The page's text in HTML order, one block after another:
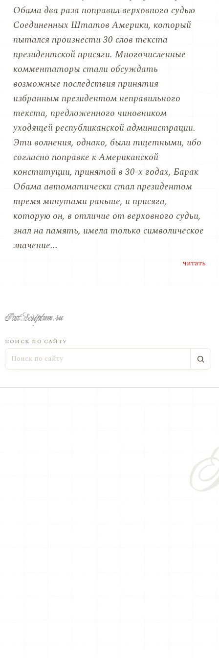
Обама два раза поправил верховного судью
Соединенных Штатов Америки, который
пытался произнести 30 слов текста
президентской присяги. Многочисленные
комментаторы стали обсуждать
возможные последствия принятия
избранным президентом неправильного
текста, предложенного чиновником
уходящей республиканской администрации.
Эти волнения, однако, были тщетными, ибо
согласно поправке к Американской
конституции, принятой в 30-х годах, Барак
Обама автоматически стал президентом
тремя минутами раньше, и присяга,
которую он, в отличие от верховного судьи,
знал на память, имела только символическое
значение...
читать
ПОИСК ПО САЙТУ